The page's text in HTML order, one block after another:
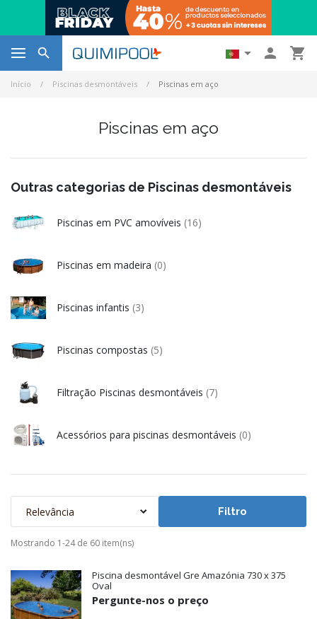
   
Início Piscinas desmontáveis Piscinas em aço
Piscinas em aço
Outras categorias de Piscinas desmontáveis
Piscinas em PVC amovíveis (16)
Piscinas em madeira (0)
Piscinas infantis (3)
Piscinas compostas (5)
Filtração Piscinas desmontáveis (7)
Acessórios para piscinas desmontáveis (0)
Relevância Filtro
Mostrando 1-24 de 60 item(ns)
Piscina desmontável Gre Amazónia 730 x 375
Oval
Pergunte-nos o preço